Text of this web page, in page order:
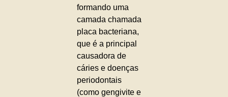
formando uma
camada chamada
placa bacteriana,
que é a principal
causadora de
cáries e doenças
periodontais
(como gengivite e